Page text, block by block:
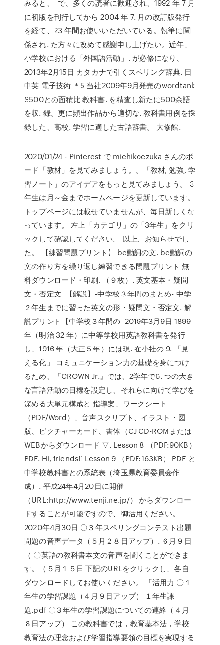
みると、 で、多くの読者に歓迎され、1992 年 7 月
に初版を刊行してから 2004 年 7. 月の改訂版発行
を経て、23 年間お使いいただいている。執筆に関
係され. た方々に改めて感謝申し上げたい。近年、
小学校における「外国語活動」. が必修になり、
2013年2月15日 カタカナで引くスペリング辞典. 日
中英 電子技術 ＊5 当社2009年9月発売のwordtank
S500との面積比 教科書. を精査し新たに500余語
を収. 録。更に頻出作品から適切な. 教科書用例を採
録した、高校. 学習に適した古語辞書。 大修館.
2020/01/24 - Pinterest で michikoezuka さんのボ
ード「教材」を見てみましょう。。「教材, 勉強, 学
習ノート」のアイデアをもっと見てみましょう。 3
年生は月～金までホームページを更新しています。
トップページには載せていませんが、毎日新しくな
っています。 左上「カテゴリ」の「3年生」をクリ
ックして確認してください。 以上、お知らせでし
た。 【練習問題プリント】 be動詞の文. be動詞の
文の作り方を繰り返し練習できる問題プリント 無
料ダウンロード・印刷. （９枚）. 英文基本・疑問
文・否定文. 【解説】-中学校３年間のまとめ- 中学
２年生までに習った英文の形・疑問文・否定文. 解
説プリント【中学校３年間の 2019年3月9日 1899
年（明治 32 年）に中等学校用英語教科書を発行
し、1916 年（大正５年）には現. 在小社の 9. 「見
える化」 コミュニケーション力の基礎を身につけ
るため、『CROWN Jr.』では、2学年で6. つの大き
な言語活動の目標を設定し、それらに向けて学びを
深める大単元構成と 指導案、ワークシート
（PDF/Word）、音声スクリプト、イラスト・図
版、ピクチャーカード、書体（CJ CD-ROMまたは
WEBからダウンロード ▽. Lesson 8 （PDF:90KB）
PDF. Hi, friends!1 Lesson 9 （PDF:163KB） PDF と
中学校教科書との系統表（埼玉県教育委員会作
成）. 平成24年4月20日に開催
（URL:http://www.tenji.ne.jp/） からダウンロー
ドすることが可能ですので、御活用ください。
2020年4月30日 〇３年スペリングコンテスト出題
問題の音声データ（５月２８日アップ）. ６月９日
（ 〇英語の教科書本文の音声を聞くことができま
す。（５月１５日 下記のURLをクリックし、各自
ダウンロードしてお使いください。 「活用力 〇１
年生の学習課題（４月９日アップ） １年生課
題.pdf 〇３年生の学習課題についての連絡（４月
８日アップ） この教科書では，教育基本法，学校
教育法の理念および学習指導要領の目標を実現する